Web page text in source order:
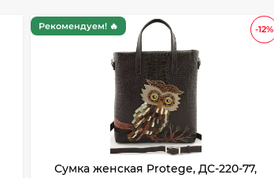
-12%
Рекомендуем! 🔥
Сумка женская Protege, ДС-220-77,